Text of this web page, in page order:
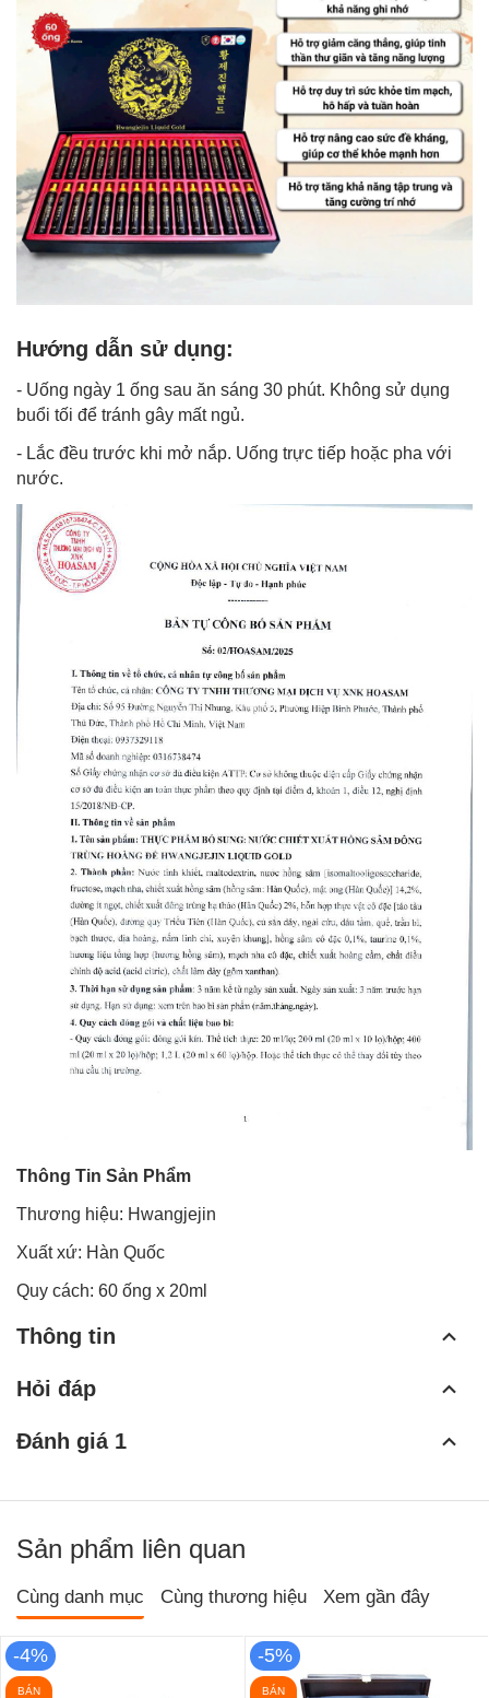
Hướng dẫn sử dụng:
- Uống ngày 1 ống sau ăn sáng 30 phút. Không sử dụng
buổi tối để tránh gây mất ngủ.
- Lắc đều trước khi mở nắp. Uống trực tiếp hoặc pha với
nước.
Thông Tin Sản Phẩm
Thương hiệu: Hwangjejin
Xuất xứ: Hàn Quốc
Quy cách: 60 ống x 20ml
Thông tin
Hỏi đáp
Đánh giá 1
Sản phẩm liên quan
Cùng danh mục Cùng thương hiệu Xem gần đây
-4%
BÁN
-5%
BÁN